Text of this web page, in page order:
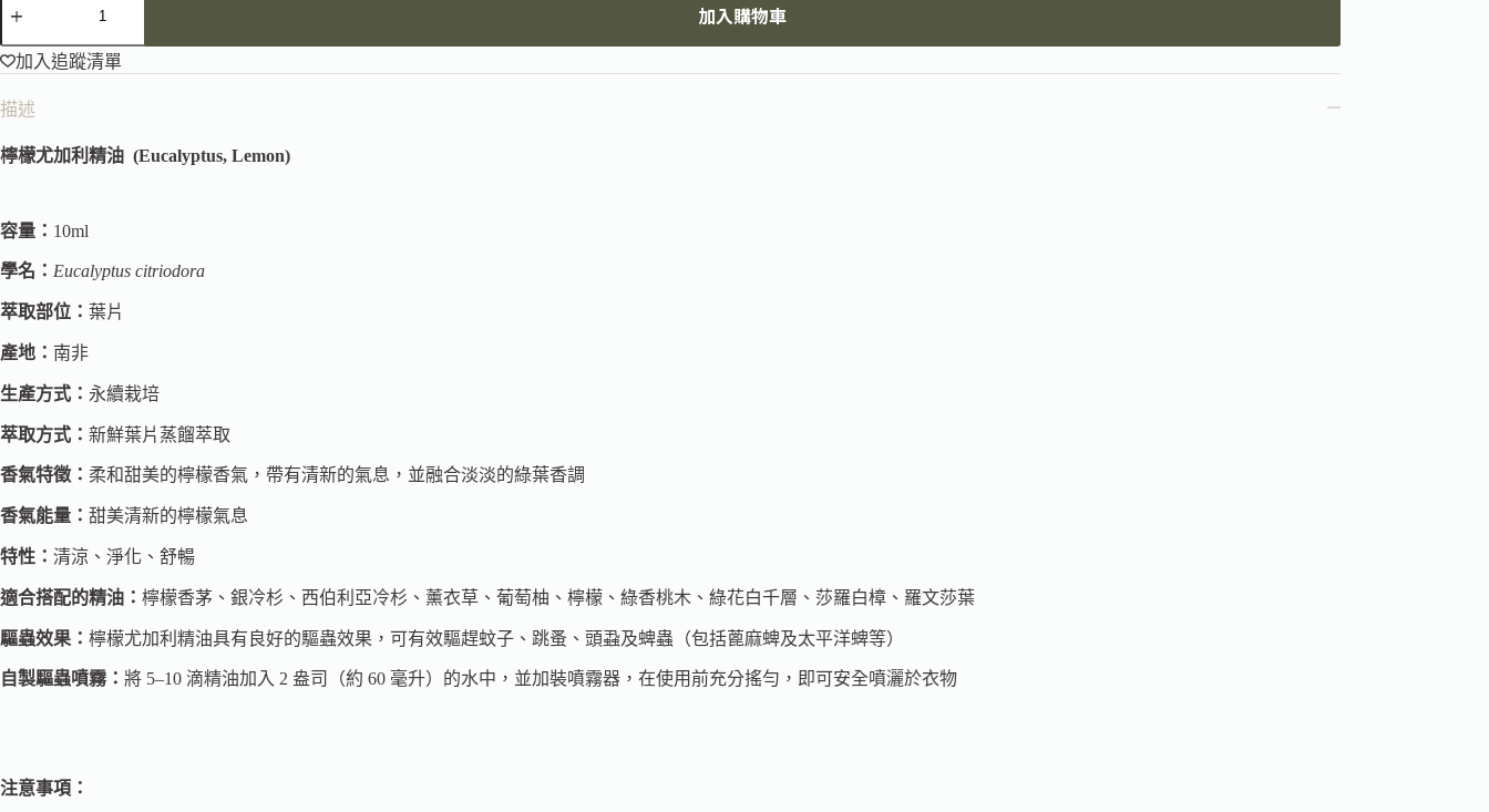
加入購物車
加入追蹤清單
描述
檸檬尤加利精油 (Eucalyptus, Lemon)
容量： 10ml
學名： Eucalyptus citriodora
萃取部位： 葉片
產地： 南非
生產方式： 永續栽培
萃取方式： 新鮮葉片蒸餾萃取
香氣特徵： 柔和甜美的檸檬香氣，帶有清新的氣息，並融合淡淡的綠葉香調
香氣能量： 甜美清新的檸檬氣息
特性： 清涼、淨化、舒暢
適合搭配的精油： 檸檬香茅、銀冷杉、西伯利亞冷杉、薰衣草、葡萄柚、檸檬、綠香桃木、綠花白千層、莎羅白樟、羅文莎葉
驅蟲效果： 檸檬尤加利精油具有良好的驅蟲效果，可有效驅趕蚊子、跳蚤、頭蝨及蜱蟲（包括蓖麻蜱及太平洋蜱等）
自製驅蟲噴霧： 將 5–10 滴精油加入 2 盎司（約 60 毫升）的水中，並加裝噴霧器，在使用前充分搖勻，即可安全噴灑於衣物
注意事項：